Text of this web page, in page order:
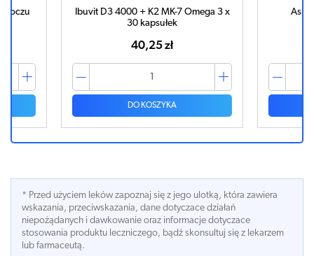
oczu
Ibuvit D3 4000 + K2 MK-7 Omega 3 x
30 kapsułek
40,25 zł
DO KOSZYKA
* Przed użyciem leków zapoznaj się z jego ulotką, która zawiera
wskazania, przeciwskazania, dane dotyczace działań
niepożądanych i dawkowanie oraz informacje dotyczace
stosowania produktu leczniczego, bądź skonsultuj się z lekarzem
lub farmaceutą.